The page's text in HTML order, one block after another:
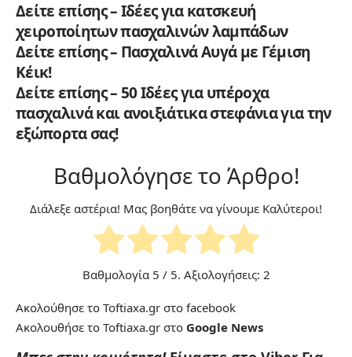
Δείτε επίσης – Ιδέες για κατσκευή
χειροποίητων πασχαλινών λαμπάδων
Δείτε επίσης – Πασχαλινά Αυγά με Γέμιση
Κέικ!
Δείτε επίσης – 50 Ιδέες για υπέροχα
πασχαλινά και ανοιξιάτικα στεφάνια για την
εξώπορτα σας!
Βαθμολόγησε το Άρθρο!
Διάλεξε αστέρια! Μας βοηθάτε να γίνουμε Καλύτεροι!
Βαθμολογία 5 / 5. Αξιολογήσεις: 2
Ακολούθησε το Toftiaxa.gr στο facebook
Ακολουθήσε το Toftiaxa.gr στο Google News